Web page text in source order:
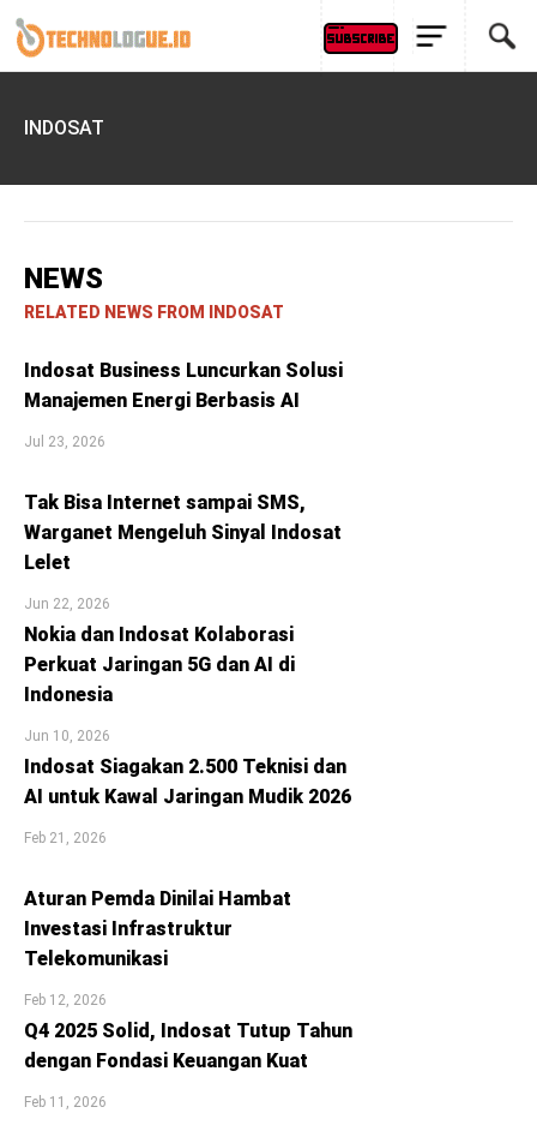
INDOSAT
NEWS
RELATED NEWS FROM INDOSAT
Indosat Business Luncurkan Solusi
Manajemen Energi Berbasis AI
Jul 23, 2026
Tak Bisa Internet sampai SMS,
Warganet Mengeluh Sinyal Indosat
Lelet
Jun 22, 2026
Nokia dan Indosat Kolaborasi
Perkuat Jaringan 5G dan AI di
Indonesia
Jun 10, 2026
Indosat Siagakan 2.500 Teknisi dan
AI untuk Kawal Jaringan Mudik 2026
Feb 21, 2026
Aturan Pemda Dinilai Hambat
Investasi Infrastruktur
Telekomunikasi
Feb 12, 2026
Q4 2025 Solid, Indosat Tutup Tahun
dengan Fondasi Keuangan Kuat
Feb 11, 2026